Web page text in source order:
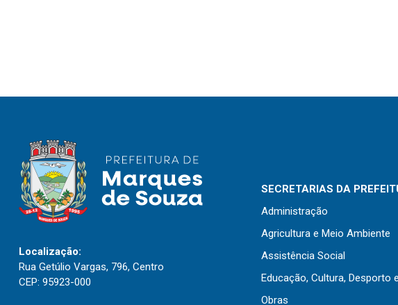
Localização:
Rua Getúlio Vargas, 796, Centro
CEP: 95923-000
SECRETARIAS DA
Administração
Agricultura e Meio Ambiente
Assistência Social
Educação, Cultura, Desporto
Obras